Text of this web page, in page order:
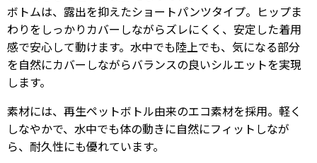
ボトムは、露出を抑えたショートパンツタイプ。ヒップま
わりをしっかりカバーしながらズレにくく、安定した着用
感で安心して動けます。水中でも陸上でも、気になる部分
を自然にカバーしながらバランスの良いシルエットを実現
します。
素材には、再生ペットボトル由来のエコ素材を採用。軽く
しなやかで、水中でも体の動きに自然にフィットしなが
ら、耐久性にも優れています。